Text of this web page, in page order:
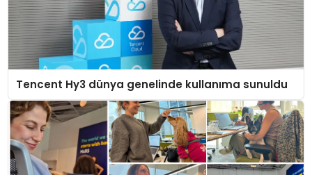
Tencent Hy3 dünya genelinde kullanıma sunuldu